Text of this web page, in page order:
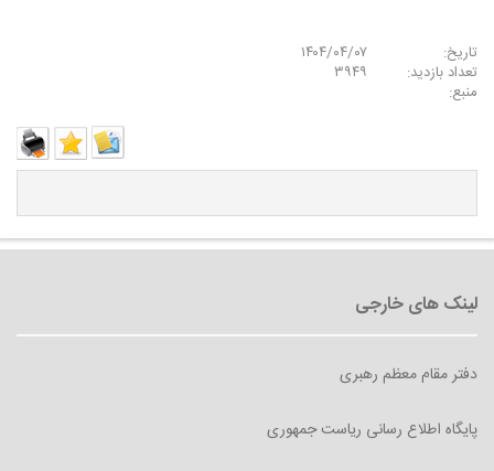
تاریخ:
۱۴۰۴/۰۴/۰۷
تعداد بازدید:
۳۹۴۹
منبع:
دفتر مقام معظم رهبری
پایگاه اطلاع رسانی ریاست جمهوری